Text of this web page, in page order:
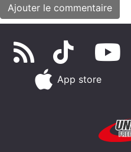
App store